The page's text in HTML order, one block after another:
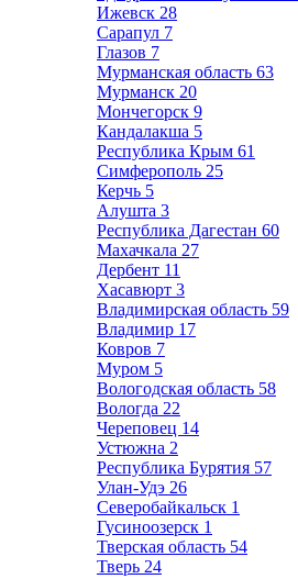
Ижевск 28
Сарапул 7
Глазов 7
Мурманская область 63
Мурманск 20
Мончегорск 9
Кандалакша 5
Республика Крым 61
Симферополь 25
Керчь 5
Алушта 3
Республика Дагестан 60
Махачкала 27
Дербент 11
Хасавюрт 3
Владимирская область 59
Владимир 17
Ковров 7
Муром 5
Вологодская область 58
Вологда 22
Череповец 14
Устюжна 2
Республика Бурятия 57
Улан-Удэ 26
Северобайкальск 1
Гусиноозерск 1
Тверская область 54
Тверь 24